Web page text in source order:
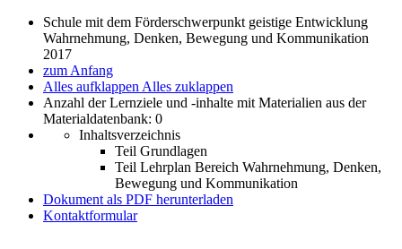
Schule mit dem Förderschwerpunkt geistige Entwicklung
Wahrnehmung, Denken, Bewegung und Kommunikation
2017
zum Anfang
Alles aufklappen Alles zuklappen
Anzahl der Lernziele und -inhalte mit Materialien aus der
Materialdatenbank: 0
Inhaltsverzeichnis
Teil Grundlagen
Teil Lehrplan Bereich Wahrnehmung, Denken,
Bewegung und Kommunikation
Dokument als PDF herunterladen
Kontaktformular